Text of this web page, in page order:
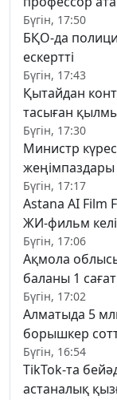
Бүгін, 17:50
БҚО-да
ескертті
Бүгін, 17:43
Қытайдан
тасыған
Бүгін, 17:30
Министр
жеңімпаздары
Бүгін, 17:17
Astana AI Film
ЖИ-фильм
Бүгін, 17:06
Ақмола
баланы 1
Бүгін, 17:02
Алматыда 5
борышкер
Бүгін, 16:54
TikTok-та
астаналық